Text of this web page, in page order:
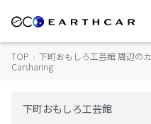
TOP › 下町おもしろ工芸館 周辺の
Carsharing